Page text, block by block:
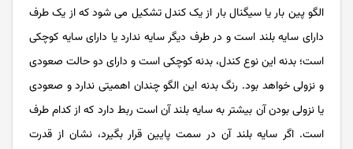
الگو پین بار یا سیگنال بار از یک کندل تشکیل می شود که از یک طرف
دارای سایه بلند است و در طرف دیگر سایه ندارد یا دارای سایه کوچکی
است؛ بدنه این نوع کندل، بدنه کوچکی است و دارای دو حالت صعودی
و نزولی خواهد بود. رنگ بدنه این الگو چندان اهمیتی ندارد و صعودی
یا نزولی بودن آن بیشتر به سایه بلند آن است ربط دارد که از کدام طرف
است. اگر سایه بلند آن در سمت پایین قرار بگیرد، نشان از قدرت